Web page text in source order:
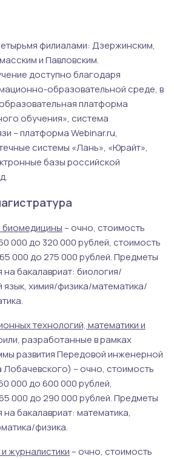
филиалами: Дзержинским,
и Павловским.
доступно благодаря
образовательной среде, в
платформа
обучения», система
– платформа Webinar.ru,
системы «Лань», «Юрайт»,
базы российской
биомедицины – очно, стоимость
000 до 320 000 рублей, стоимость
000 до 275 000 рублей. Предметы
на бакалавриат: биология/
язык, химия/физика/математика/
технологий, математики и
разработанные в рамках
развития Передовой инженерной
Лобачевского) – очно, стоимость
000 до 600 000 рублей,
000 до 290 000 рублей. Предметы
на бакалавриат: математика,
физика.
журналистики – очно, стоимость